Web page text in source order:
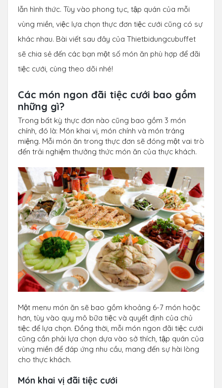
lẫn hình thức. Tùy vào phong tục, tập quán của mỗi
vùng miền, việc lựa chọn thực đơn tiệc cưới cũng có sự
khác nhau. Bài viết sau đây của Thietbidungcubuffet
sẽ chia sẻ đến các bạn một số món ăn phù hợp để đãi
tiệc cưới, cùng theo dõi nhé!
Các món ngon đãi tiệc cưới bao gồm
những gì?
Trong bất kỳ thực đơn nào cũng bao gồm 3 món
chính, đó là: Món khai vị, món chính và món tráng
miệng. Mỗi món ăn trong thực đơn sẽ đóng một vai trò
đến trải nghiệm thưởng thức món ăn của thực khách.
Một menu món ăn sẽ bao gồm khoảng 6-7 món hoặc
hơn, tùy vào quy mô bữa tiệc và quyết định của chủ
tiệc để lựa chọn. Đồng thời, mỗi món ngon đãi tiệc cưới
cũng cần phải lựa chọn dựa vào sở thích, tập quán của
vùng miền để đáp ứng nhu cầu, mang đến sự hài lòng
cho thực khách.
Món khai vị đãi tiệc cưới